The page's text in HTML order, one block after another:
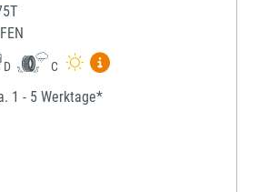
D C
Mehr Informationen zum
1 - 5 Werktage*